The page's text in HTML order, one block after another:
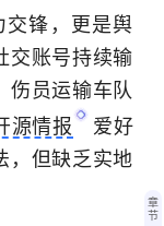
交锋，更是舆
交账号持续输
伤员运输车队
源情报
爱好
，但缺乏实地
章
节